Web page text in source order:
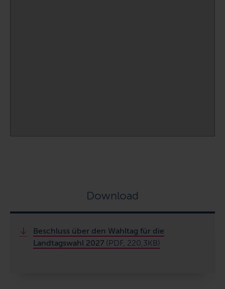
Download
Beschluss über den Wahltag für die
Landtagswahl 2027 (PDF, 220,3KB)